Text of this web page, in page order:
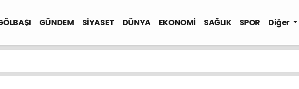
GÜNDEM SİYASET DÜNYA EKONOMİ SAĞLIK SPOR Diğer